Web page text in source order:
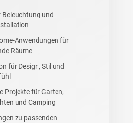
Beleuchtung und
Anwendungen für
Räume
für Design, Stil und
Projekte für Garten,
und Camping
zu passenden